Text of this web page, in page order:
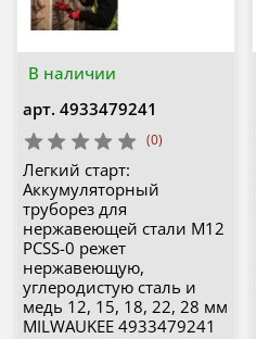
В наличии
арт. 4933479241
(0)
Легкий старт:
Аккумуляторный
труборез для
нержавеющей стали M12
PCSS-0 режет
нержавеющую,
углеродистую сталь и
медь 12, 15, 18, 22, 28 мм
MILWAUKEE 4933479241